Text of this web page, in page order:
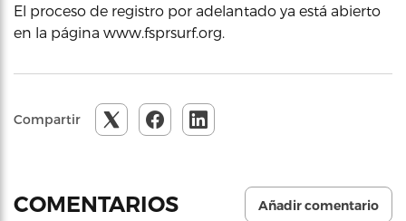
El proceso de registro por adelantado ya está abierto
en la página www.fsprsurf.org.
Compartir
COMENTARIOS Añadir comentario